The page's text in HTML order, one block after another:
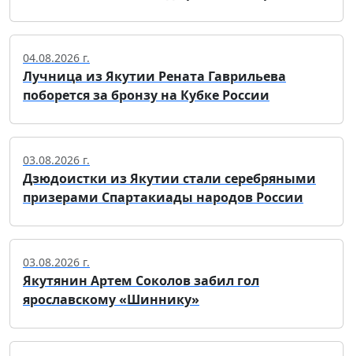
04.08.2026 г.
Лучница из Якутии Рената Гаврильева
поборется за бронзу на Кубке России
03.08.2026 г.
Дзюдоистки из Якутии стали серебряными
призерами Спартакиады народов России
03.08.2026 г.
Якутянин Артем Соколов забил гол
ярославскому «Шиннику»